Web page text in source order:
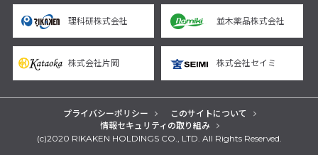
理科研株式会社 並木薬品株式会社
株式会社片岡 株式会社セイミ
プライバシーポリシー
このサイトについて
情報セキュリティの取り組み
(c)2020 RIKAKEN HOLDINGS CO., LTD. All Rights Reserved.